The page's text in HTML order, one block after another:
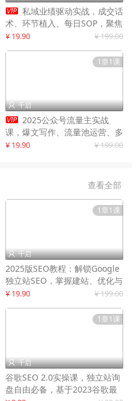
 私域业绩驱动实战，成交话
术、环节植入、每日SOP，聚焦
增长，驱动营收持续突破
¥ 19.90 ¥ 199.00
1章1课
 千启
 2025公众号流量主实战
课，爆文写作、流量池运营、多
平台分发，新手日入千元月赚5
¥ 19.90 ¥ 199.00
查看全部
1章1课
 千启
2025版SEO教程：解锁Google
独立站SEO，掌握建站、优化与
变现技巧
¥ 19.90 ¥ 199.00
1章1课
 千启
谷歌SEO 2.0实操课，独立站询
盘自由必备，基于2023谷歌最